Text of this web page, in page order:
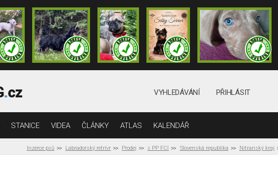
VYHLEDÁVÁNÍ PŘIHLÁSIT
STANICE VIDEA ČLÁNKY ATLAS KALENDÁŘ
Inzerce psů Labradorský retrívr Prodej s PP FCI Slovenská republika Nitranský kraj